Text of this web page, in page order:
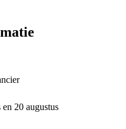
20 augustus